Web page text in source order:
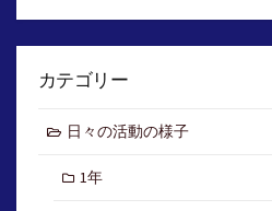
カテゴリー
日々の活動の様子
1年